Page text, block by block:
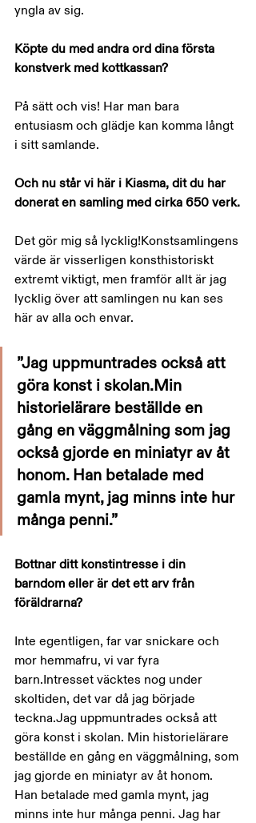
yngla av sig.
Köpte du med andra ord dina första
konstverk med kottkassan?
På sätt och vis! Har man bara
entusiasm och glädje kan komma långt
i sitt samlande.
Och nu står vi här i Kiasma, dit du har
donerat en samling med cirka 650 verk.
Det gör mig så lycklig!Konstsamlingens
värde är visserligen konsthistoriskt
extremt viktigt, men framför allt är jag
lycklig över att samlingen nu kan ses
här av alla och envar.
”Jag uppmuntrades också att
göra konst i skolan.Min
historielärare beställde en
gång en väggmålning som jag
också gjorde en miniatyr av åt
honom. Han betalade med
gamla mynt, jag minns inte hur
många penni.”
Bottnar ditt konstintresse i din
barndom eller är det ett arv från
föräldrarna?
Inte egentligen, far var snickare och
mor hemmafru, vi var fyra
barn.Intresset väcktes nog under
skoltiden, det var då jag började
teckna.Jag uppmuntrades också att
göra konst i skolan. Min historielärare
beställde en gång en väggmålning, som
jag gjorde en miniatyr av åt honom.
Han betalade med gamla mynt, jag
minns inte hur många penni. Jag har